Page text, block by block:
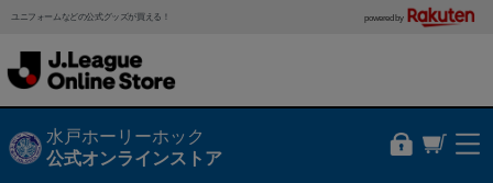
ユニフォームなどの公式グッズが買える！ powered by
水戸ホーリーホック
公式オンラインストア